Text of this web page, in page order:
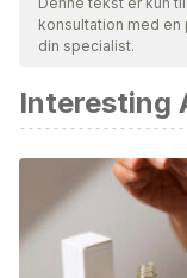
Bibliografien i
Wrisley, D. M.,
(2000).
and Treatment.
Therapy
30(12),
https://doi.org/
Blanpied, P. R.,
konsultation med en
din specialist.
Interesting